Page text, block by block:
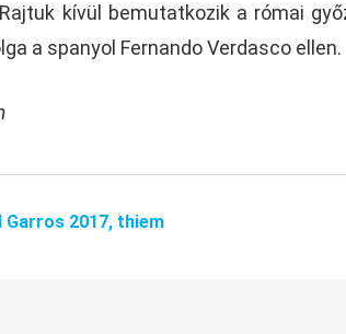
kívül bemutatkozik a római
a spanyol Fernando Verdasco ellen.
Garros 2017, thiem